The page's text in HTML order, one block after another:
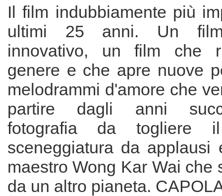
Il film indubbiamente più
ultimi 25 anni. Un film
innovativo, un film che
genere e che apre nuove
melodrammi d'amore che
partire dagli anni
fotografia da togliere
sceneggiatura da
maestro Wong Kar Wai che
da un altro pianeta.